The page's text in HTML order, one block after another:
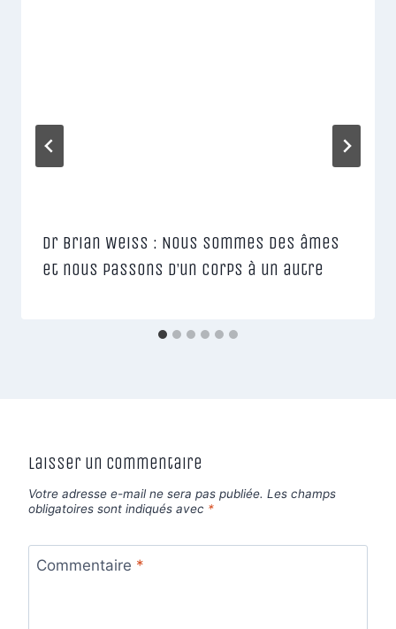
Dr Brian Weiss : Nous sommes des âmes
et nous passons d’un corps à un autre
Laisser un commentaire
Votre adresse e-mail ne sera pas publiée. Les champs
obligatoires sont indiqués avec *
Commentaire *